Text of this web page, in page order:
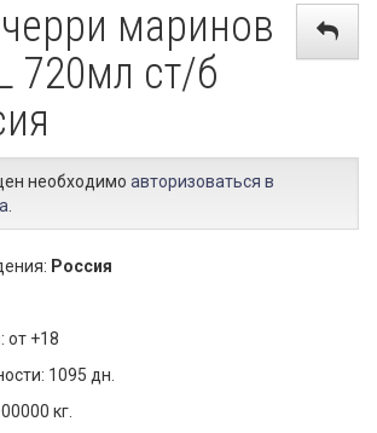
маринов
720мл ст/б
необходимо авторизоваться в
Россия
от +18
1095 дн.
кг.